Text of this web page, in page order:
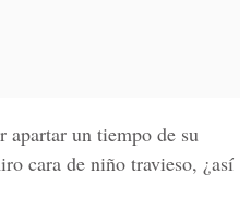
apartar un tiempo de su
cara de niño travieso, ¿así